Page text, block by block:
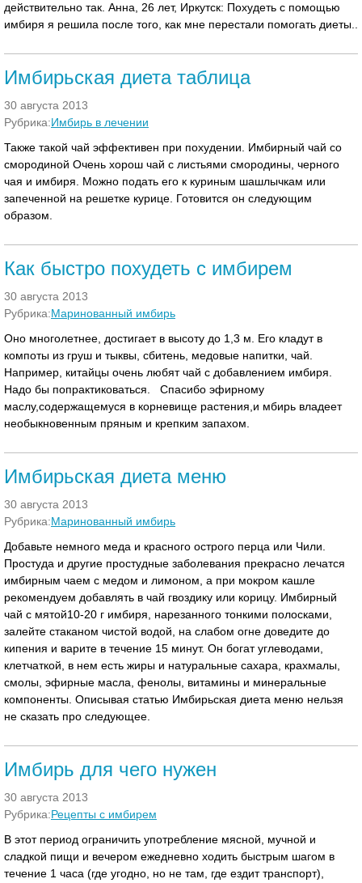
действительно так. Анна, 26 лет, Иркутск: Похудеть с помощью
имбиря я решила после того, как мне перестали помогать диеты..
Имбирьская диета таблица
30 августа 2013
Рубрика:Имбирь в лечении
Также такой чай эффективен при похудении. Имбирный чай со
смородиной Очень хорош чай с листьями смородины, черного
чая и имбиря. Можно подать его к куриным шашлычкам или
запеченной на решетке курице. Готовится он следующим
образом.
Как быстро похудеть с имбирем
30 августа 2013
Рубрика:Маринованный имбирь
Оно многолетнее, достигает в высоту до 1,3 м. Его кладут в
компоты из груш и тыквы, сбитень, медовые напитки, чай.
Например, китайцы очень любят чай с добавлением имбиря.
Надо бы попрактиковаться. Спасибо эфирному
маслу,содержащемуся в корневище растения,и мбирь владеет
необыкновенным пряным и крепким запахом.
Имбирьская диета меню
30 августа 2013
Рубрика:Маринованный имбирь
Добавьте немного меда и красного острого перца или Чили.
Простуда и другие простудные заболевания прекрасно лечатся
имбирным чаем с медом и лимоном, а при мокром кашле
рекомендуем добавлять в чай гвоздику или корицу. Имбирный
чай с мятой10-20 г имбиря, нарезанного тонкими полосками,
залейте стаканом чистой водой, на слабом огне доведите до
кипения и варите в течение 15 минут. Он богат углеводами,
клетчаткой, в нем есть жиры и натуральные сахара, крахмалы,
смолы, эфирные масла, фенолы, витамины и минеральные
компоненты. Описывая статью Имбирьская диета меню нельзя
не сказать про следующее.
Имбирь для чего нужен
30 августа 2013
Рубрика:Рецепты с имбирем
В этот период ограничить употребление мясной, мучной и
сладкой пищи и вечером ежедневно ходить быстрым шагом в
течение 1 часа (где угодно, но не там, где ездит транспорт),